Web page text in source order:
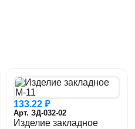
133.22 ₽
Арт. ЗД-032-02
Изделие закладное